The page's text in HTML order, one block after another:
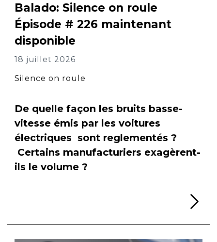
Balado: Silence on roule
Épisode # 226 maintenant
disponible
18 juillet 2026
Silence on roule
De quelle façon les bruits basse-
vitesse émis par les voitures
électriques sont reglementés ?
Certains manufacturiers exagèrent-
ils le volume ?